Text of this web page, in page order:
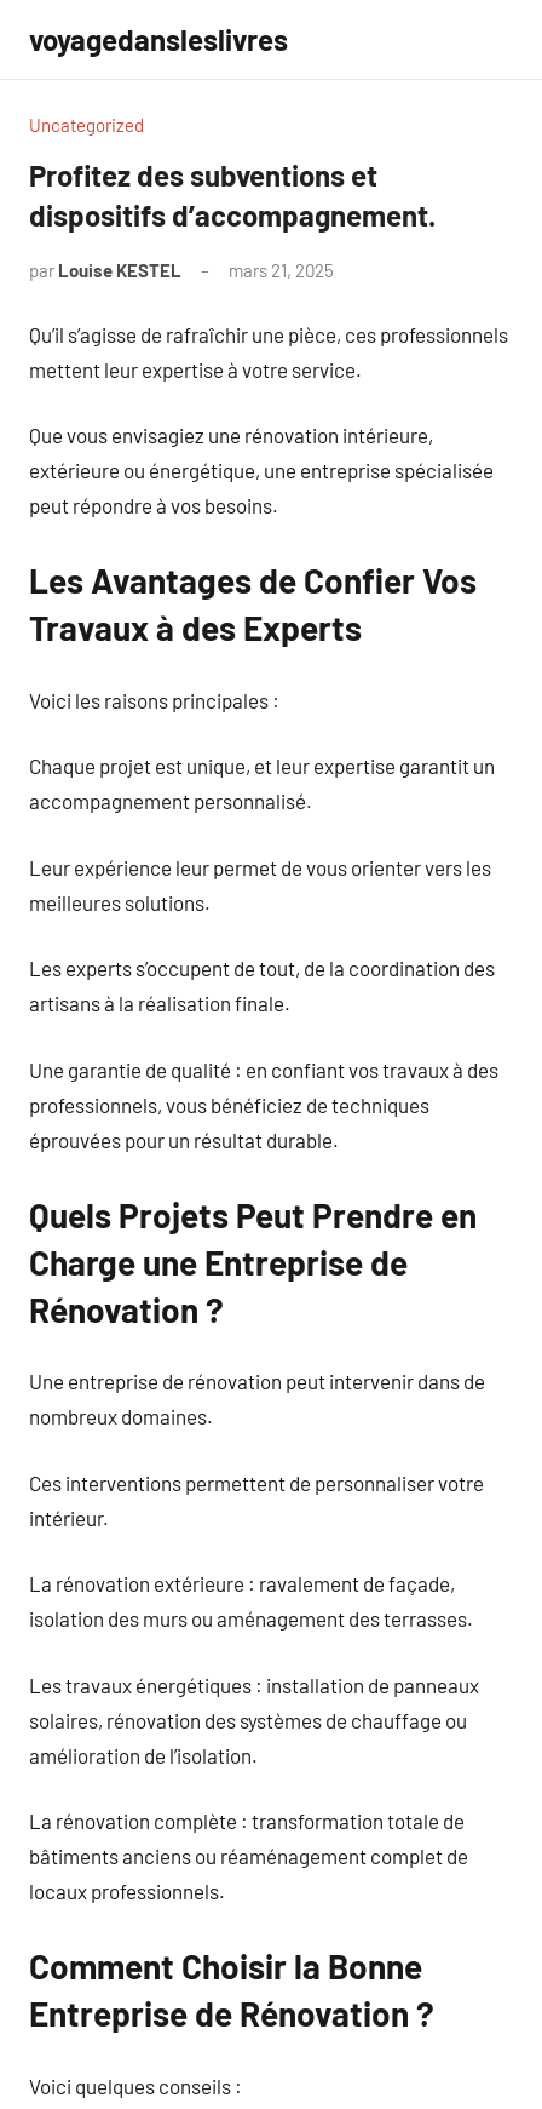
contenu
voyagedansleslivres
Uncategorized
Profitez des subventions et
dispositifs d’accompagnement.
par Louise KESTEL mars 21, 2025
Qu’il s’agisse de rafraîchir une pièce, ces professionnels
mettent leur expertise à votre service.
Que vous envisagiez une rénovation intérieure,
extérieure ou énergétique, une entreprise spécialisée
peut répondre à vos besoins.
Les Avantages de Confier Vos
Travaux à des Experts
Voici les raisons principales :
Chaque projet est unique, et leur expertise garantit un
accompagnement personnalisé.
Leur expérience leur permet de vous orienter vers les
meilleures solutions.
Les experts s’occupent de tout, de la coordination des
artisans à la réalisation finale.
Une garantie de qualité : en confiant vos travaux à des
professionnels, vous bénéficiez de techniques
éprouvées pour un résultat durable.
Quels Projets Peut Prendre en
Charge une Entreprise de
Rénovation ?
Une entreprise de rénovation peut intervenir dans de
nombreux domaines.
Ces interventions permettent de personnaliser votre
intérieur.
La rénovation extérieure : ravalement de façade,
isolation des murs ou aménagement des terrasses.
Les travaux énergétiques : installation de panneaux
solaires, rénovation des systèmes de chauffage ou
amélioration de l’isolation.
La rénovation complète : transformation totale de
bâtiments anciens ou réaménagement complet de
locaux professionnels.
Comment Choisir la Bonne
Entreprise de Rénovation ?
Voici quelques conseils :